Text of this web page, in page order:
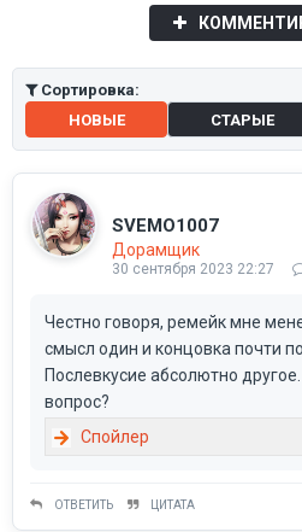
Сортировка:
НОВЫЕ
СТАРЫЕ
SVEMO1007
Дорамщик
30 сентября 2023 22:27
Честно говоря, ремейк мне
смысл один и концовка почти
Послевкусие абсолютно
вопрос?
ОТВЕТИТЬ ЦИТАТА